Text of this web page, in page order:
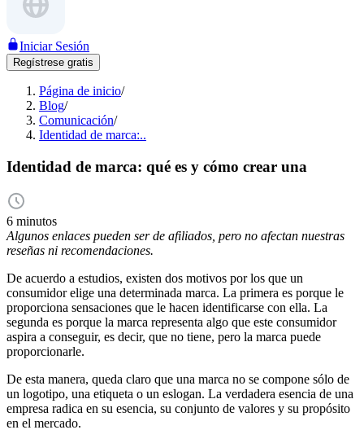
Iniciar Sesión
Regístrese gratis
Página de inicio/
Blog/
Comunicación/
Identidad de marca:..
Identidad de marca: qué es y cómo crear una
6 minutos
Algunos enlaces pueden ser de afiliados, pero no afectan nuestras
reseñas ni recomendaciones.
De acuerdo a estudios, existen dos motivos por los que un
consumidor elige una determinada marca. La primera es porque le
proporciona sensaciones que le hacen identificarse con ella. La
segunda es porque la marca representa algo que este consumidor
aspira a conseguir, es decir, que no tiene, pero la marca puede
proporcionarle.
De esta manera, queda claro que una marca no se compone sólo de
un logotipo, una etiqueta o un eslogan. La verdadera esencia de una
empresa radica en su esencia, su conjunto de valores y su propósito
en el mercado.